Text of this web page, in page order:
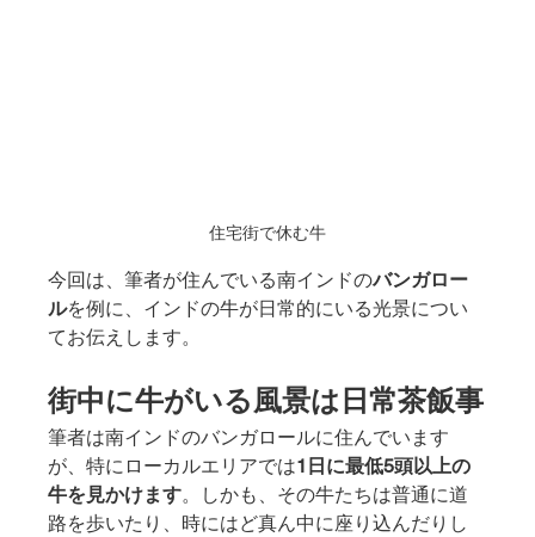
住宅街で休む牛
今回は、筆者が住んでいる南インドのバンガロー
ルを例に、インドの牛が日常的にいる光景につい
てお伝えします。
街中に牛がいる風景は日常茶飯事
筆者は南インドのバンガロールに住んでいます
が、特にローカルエリアでは1日に最低5頭以上の
牛を見かけます。しかも、その牛たちは普通に道
路を歩いたり、時にはど真ん中に座り込んだりし